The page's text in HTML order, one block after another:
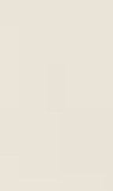
phát triển
chỉ vì yếu tố đạo
HÀNG
THUẬT
thực, món ăn
tố duy nhất tạo nên